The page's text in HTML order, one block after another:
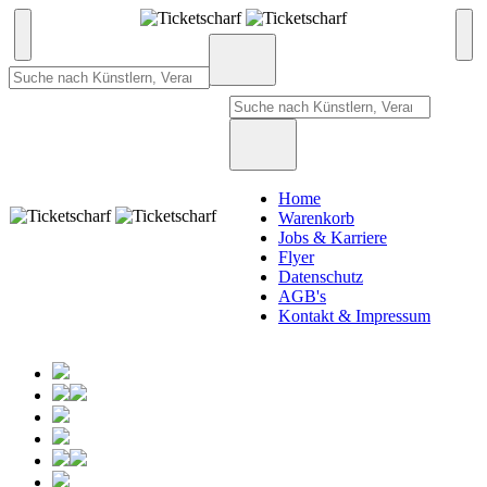
Home
Warenkorb
Jobs & Karriere
Flyer
Datenschutz
AGB's
Kontakt & Impressum